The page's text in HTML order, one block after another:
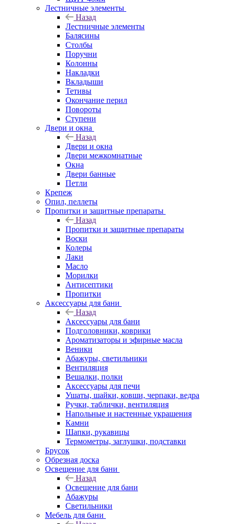
Лестничные элементы
Назад
Лестничные элементы
Балясины
Столбы
Поручни
Колонны
Накладки
Вкладыши
Тетивы
Окончание перил
Повороты
Ступени
Двери и окна
Назад
Двери и окна
Двери межкомнатные
Окна
Двери банные
Петли
Крепеж
Опил, пеллеты
Пропитки и защитные препараты
Назад
Пропитки и защитные препараты
Воски
Колеры
Лаки
Масло
Морилки
Антисептики
Пропитки
Аксессуары для бани
Назад
Аксессуары для бани
Подголовники, коврики
Ароматизаторы и эфирные масла
Веники
Абажуры, светильники
Вентиляция
Вешалки, полки
Аксессуары для печи
Ушаты, шайки, ковши, черпаки, ведра
Ручки, таблички, вентиляция
Напольные и настенные украшения
Камни
Шапки, рукавицы
Термометры, заглушки, подставки
Брусок
Обрезная доска
Освещение для бани
Назад
Освещение для бани
Абажуры
Светильники
Мебель для бани